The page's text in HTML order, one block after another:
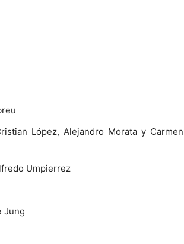
López, Alejandro Morata y Carmen
Umpierrez
Jung